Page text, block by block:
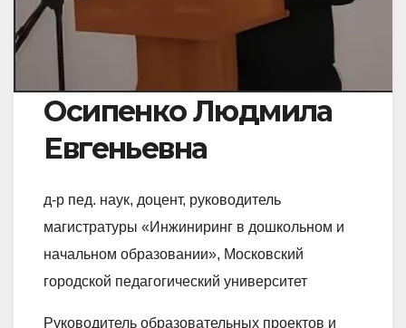
Осипенко Людмила
Евгеньевна
д-р пед. наук, доцент, руководитель
магистратуры «Инжиниринг в дошкольном и
начальном образовании», Московский
городской педагогический университет
Руководитель образовательных проектов и